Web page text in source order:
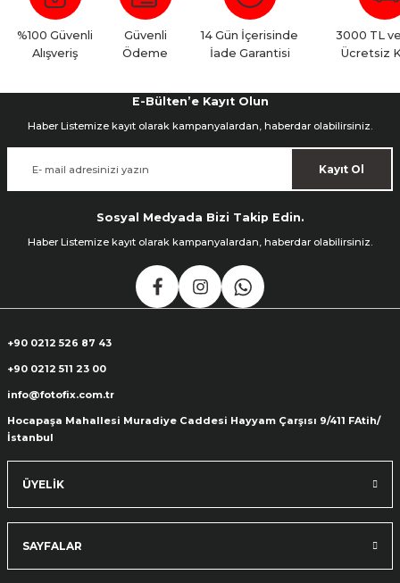
Yorum Yaz
%100 Güvenli
Alışveriş
Güvenli
Ödeme
14 Gün İçerisinde
İade Garantisi
3000 TL
Ücretsiz
E-Bülten’e Kayıt Olun
Haber Listemize kayıt olarak kampanyalardan, haberdar olabilirsiniz.
Kayıt Ol
Sosyal Medyada Bizi Takip Edin.
Haber Listemize kayıt olarak kampanyalardan, haberdar olabilirsiniz.
+90 0212 526 87 43
+90 0212 511 23 00
info@fotofix.com.tr
Hocapaşa Mahallesi Muradiye Caddesi Hayyam Çarşısı 9/411 FAtih/
İstanbul
ÜYELİK
SAYFALAR